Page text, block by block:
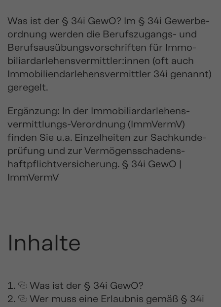
Was ist der § 34i GewO? Im § 34i Gewerbe­
ordnung werden die Berufs­zugangs- und
Berufs­ausübungs­vorschriften für Immo­
biliar­darlehens­vermittler:innen (oft auch
Immo­bilien­darlehens­vermittler 34i genannt)
geregelt.
Ergänzung: In der Immo­biliar­darlehens­
vermittlungs-Verordnung (ImmVermV)
finden Sie u.a. Einzelheiten zur Sach­kunde­
prüfung und zur Vermögens­schadens­
haftpflicht­versicherung. § 34i GewO |
ImmVermV
Inhalte
Was ist der § 34i GewO?
Wer muss eine Erlaubnis gemäß § 34i